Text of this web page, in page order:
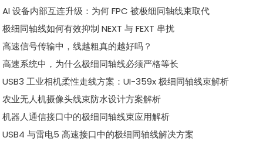
AI 设备内部互连升级：为何 FPC 被极细同轴线束取代
极细同轴线如何有效抑制 NEXT 与 FEXT 串扰
高速信号传输中，线越粗真的越好吗？
高速系统中，为什么极细同轴线必须严格等长
USB3 工业相机柔性走线方案：UI-359x 极细同轴线束解析
农业无人机摄像头线束防水设计方案解析
机器人通信接口中的极细同轴线束应用解析
USB4 与雷电5 高速接口中的极细同轴线解决方案